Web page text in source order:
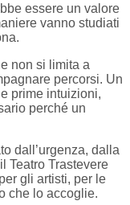
essere un valore
vanno studiati
non si limita a
percorsi. Un
prime intuizioni,
perché un
dall’urgenza, dalla
Teatro Trastevere
gli artisti, per le
che lo accoglie.